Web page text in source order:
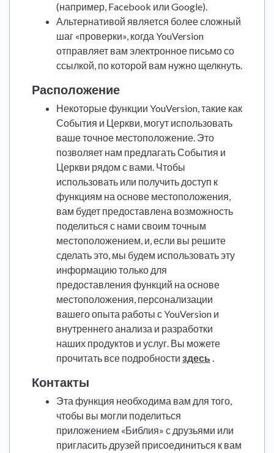
(например, Facebook или Google).
Альтернативой является более сложный
шаг «проверки», когда YouVersion
отправляет вам электронное письмо со
ссылкой, по которой вам нужно щелкнуть.
Расположение
Некоторые функции YouVersion, такие как
События и Церкви, могут использовать
ваше точное местоположение. Это
позволяет нам предлагать События и
Церкви рядом с вами. Чтобы
использовать или получить доступ к
функциям на основе местоположения,
вам будет предоставлена возможность
поделиться с нами своим точным
местоположением, и, если вы решите
сделать это, мы будем использовать эту
информацию только для
предоставления функций на основе
местоположения, персонализации
вашего опыта работы с YouVersion и
внутреннего анализа и разработки
наших продуктов и услуг. Вы можете
прочитать все подробности здесь .
Контакты
Эта функция необходима вам для того,
чтобы вы могли поделиться
приложением «Библия» с друзьями или
пригласить друзей присоединиться к вам